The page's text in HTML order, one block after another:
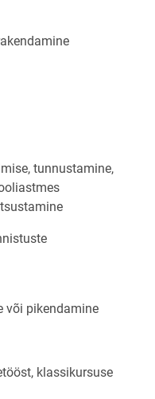
tunnustamine,
või pikendamine
klassikursuse